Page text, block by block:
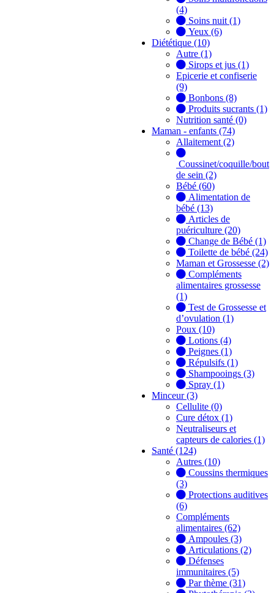
(4)
Soins nuit (1)
Yeux (6)
Diététique (10)
Autre (1)
Sirops et jus (1)
Epicerie et confiserie
(9)
Bonbons (8)
Produits sucrants (1)
Nutrition santé (0)
Maman - enfants (74)
Allaitement (2)
Coussinet/coquille/bout
de sein (2)
Bébé (60)
Alimentation de
bébé (13)
Articles de
puériculture (20)
Change de Bébé (1)
Toilette de bébé (24)
Maman et Grossesse (2)
Compléments
alimentaires grossesse
(1)
Test de Grossesse et
d’ovulation (1)
Poux (10)
Lotions (4)
Peignes (1)
Répulsifs (1)
Shampooings (3)
Spray (1)
Minceur (3)
Cellulite (0)
Cure détox (1)
Neutraliseurs et
capteurs de calories (1)
Santé (124)
Autres (10)
Coussins thermiques
(3)
Protections auditives
(6)
Compléments
alimentaires (62)
Ampoules (3)
Articulations (2)
Défenses
immunitaires (5)
Par thème (31)